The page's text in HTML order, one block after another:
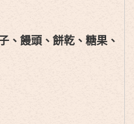
、饅頭、餅乾、糖果、